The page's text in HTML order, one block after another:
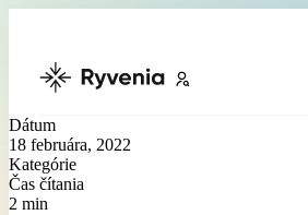
Dátum
18 februára, 2022
Kategórie
Čas čítania
2 min